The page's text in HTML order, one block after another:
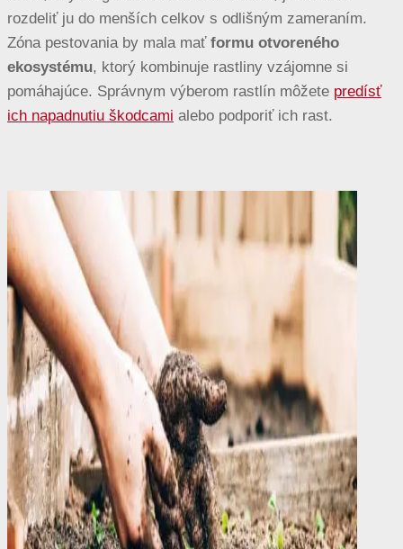
rozdeliť ju do menších celkov s odlišným zameraním.
Zóna pestovania by mala mať formu otvoreného
ekosystému, ktorý kombinuje rastliny vzájomne si
pomáhajúce. Správnym výberom rastlín môžete predísť
ich napadnutiu škodcami alebo podporiť ich rast.